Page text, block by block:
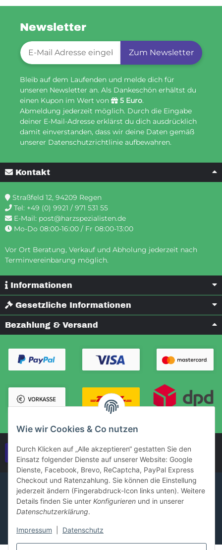
Wie wir Cookies & Co nutzen
Durch Klicken auf „Alle akzeptieren“ gestatten Sie den
Einsatz folgender Dienste auf unserer Website: Google
Dienste, Facebook, Brevo, ReCaptcha, PayPal Express
Checkout und Ratenzahlung. Sie können die Einstellung
jederzeit ändern (Fingerabdruck-Icon links unten). Weitere
Details finden Sie unter Konfigurieren und in unserer
Datenschutzerklärung.
Impressum Datenschutz
Newsletter
Newsletter-Registrierung
Zum Newsletter
Bleib auf dem Laufenden und melde dich für
unseren Newsletter an. Als Dankeschön erhältst du
einen Kupon im Wert von
5 Euro.
Abmeldung jederzeit möglich. Durch die Eingabe
deiner E-Mail-Adresse erklärst du dich ausdrücklich
damit einverstanden, dass wir deine Daten gemäß
unserer Datenschutzrichtlinie aufbewahren.
Kontakt
Straßfeld 12, 94209 Regen
Tel: +49 (0) 9921 / 971 531 55
E-Mail: post@harzspezialisten.de
Mo-Do 08:00-16:00 / Fr 08:00-13:00
Vor Ort Beratung, Verkauf und Abholung jederzeit nach
Terminvereinbarung möglich.
Informationen
Gesetzliche Informationen
Bezahlung & Versand
Vertrag widerrufen